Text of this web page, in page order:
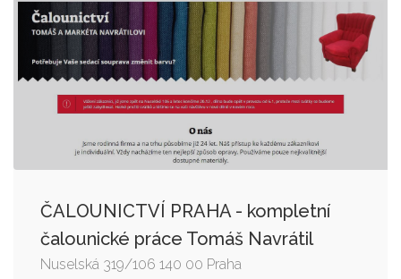
ČALOUNICTVÍ PRAHA - kompletní
čalounické práce Tomáš Navrátil
Nuselská 319/106 140 00 Praha